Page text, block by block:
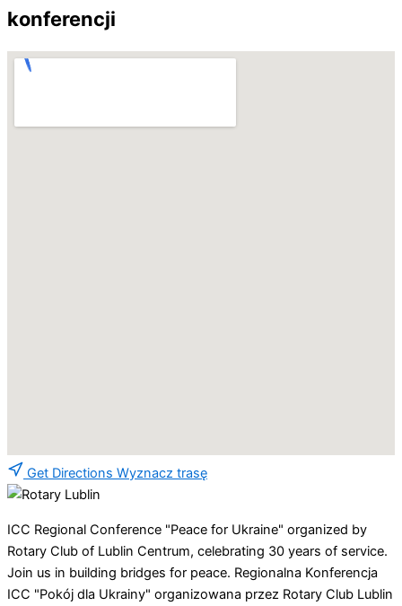
konferencji
Get Directions Wyznacz trasę
ICC Regional Conference "Peace for Ukraine" organized by
Rotary Club of Lublin Centrum, celebrating 30 years of service.
Join us in building bridges for peace. Regionalna Konferencja
ICC "Pokój dla Ukrainy" organizowana przez Rotary Club Lublin